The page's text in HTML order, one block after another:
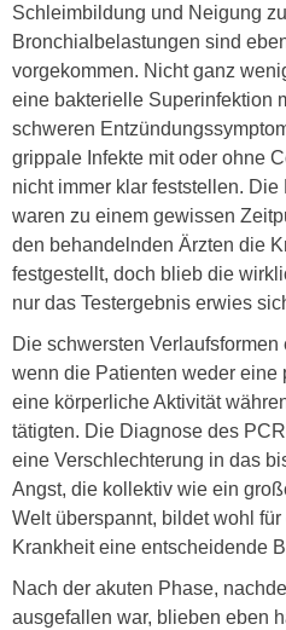
Schleimbildung und Neigung
Bronchialbelastungen sind
vorgekommen. Nicht ganz
eine bakterielle Superinfektion
schweren
grippale Infekte mit oder ohne
nicht immer klar feststellen.
waren zu einem gewissen
den behandelnden Ärzten die
festgestellt, doch blieb die
nur das Testergebnis erwies
Die schwersten
wenn die Patienten weder eine
eine körperliche Aktivität
tätigten. Die Diagnose des
eine Verschlechterung in das
Angst, die kollektiv wie ein
Welt überspannt, bildet wohl
Krankheit eine entscheidende
Nach der akuten Phase,
ausgefallen war, blieben eben